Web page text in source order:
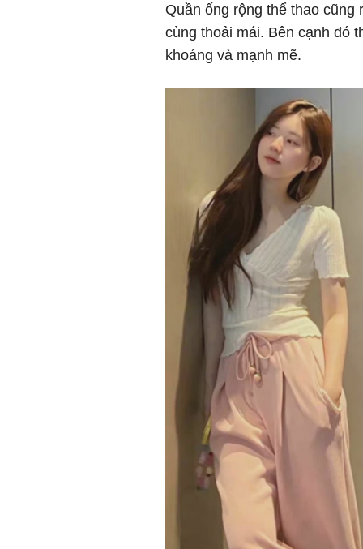
Quần ống rộng thể thao cũng
cùng thoải mái. Bên cạnh đó
khoáng và mạnh mẽ.